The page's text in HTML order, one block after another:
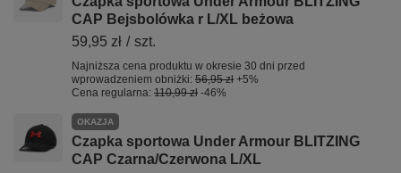
CAP Bejsbolówka r L/XL beżowa
59,95 zł / szt.
Najniższa cena produktu w okresie 30 dni przed
wprowadzeniem obniżki: 56,95 zł +5%
Cena regularna: 110,99 zł -46%
OKAZJA
Czapka sportowa Under Armour BLITZING
CAP Czarna/Czerwona L/XL